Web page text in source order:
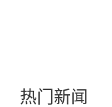
热门新闻